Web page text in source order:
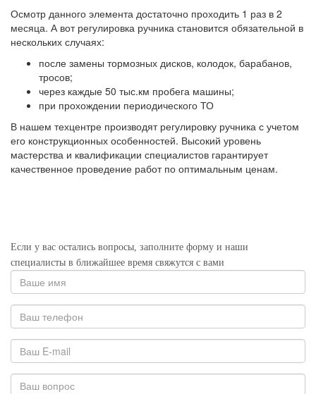
Осмотр данного элемента достаточно проходить 1 раз в 2
месяца. А вот регулировка ручника становится обязательной в
нескольких случаях:
после замены тормозных дисков, колодок, барабанов,
тросов;
через каждые 50 тыс.км пробега машины;
при прохождении периодического ТО
В нашем техцентре производят регулировку ручника с учетом
его конструкционных особенностей. Высокий уровень
мастерства и квалификации специалистов гарантирует
качественное проведение работ по оптимальным ценам.
Если у вас остались вопросы, заполните форму и наши
специалисты в ближайшее время свяжутся с вами